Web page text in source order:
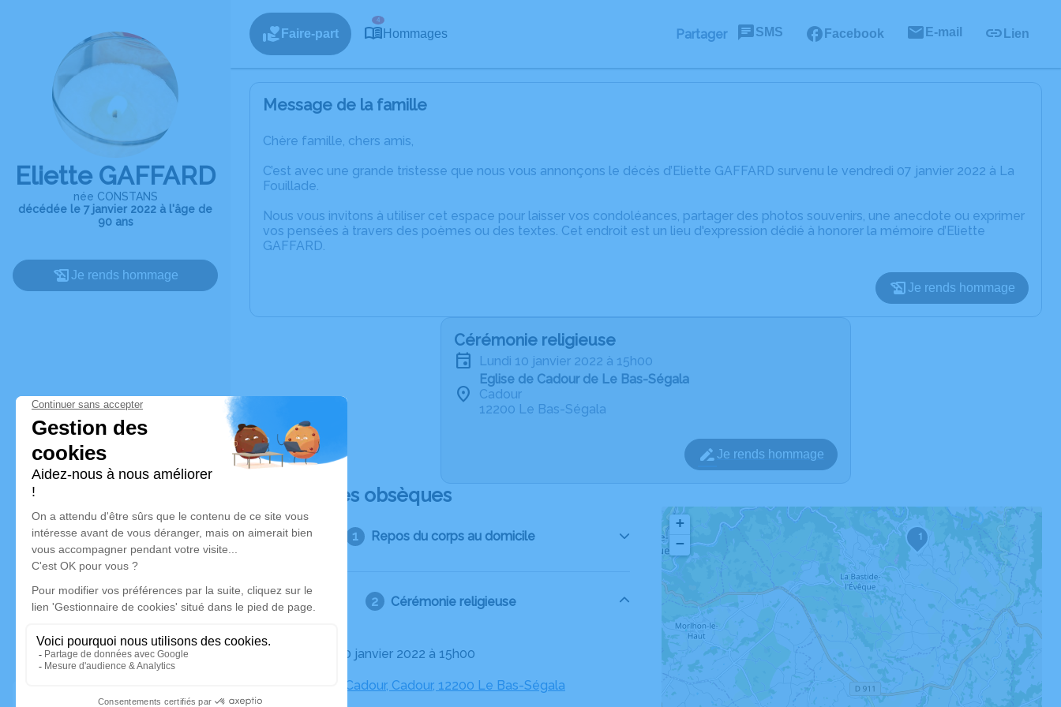
Eliette GAFFARD
née CONSTANS
décédée le 7 janvier 2022 à l'âge de
90 ans
Je rends hommage
Faire-part
4
Hommages Partager SMS Facebook E-mail Lien
Message de la famille
Chère famille, chers amis,
C’est avec une grande tristesse que nous vous annonçons le décès d’Eliette GAFFARD survenu le vendredi 07 janvier 2022 à La
Fouillade.
Nous vous invitons à utiliser cet espace pour laisser vos condoléances, partager des photos souvenirs, une anecdote ou exprimer
vos pensées à travers des poèmes ou des textes. Cet endroit est un lieu d'expression dédié à honorer la mémoire d’Eliette
GAFFARD.
Je rends hommage
Cérémonie religieuse
lundi 10 janvier 2022 à 15h00
Eglise de Cadour de Le Bas-Ségala
Cadour
12200 Le Bas-Ségala
Je rends hommage
Déroulé des obsèques
Repos du corps au domicile
Cérémonie religieuse
Le lundi 10 janvier 2022 à 15h00
Eglise de Cadour, Cadour, 12200 Le Bas-Ségala
1
+
−